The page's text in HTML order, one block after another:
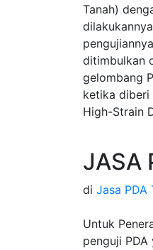
Tanah)
ditimbulkan
gelombang
ketika diberi
High-Strain
JASA
di Jasa PDA
Untuk
penguji